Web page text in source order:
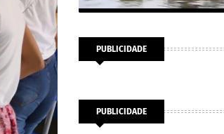
PUBLICIDADE
PUBLICIDADE